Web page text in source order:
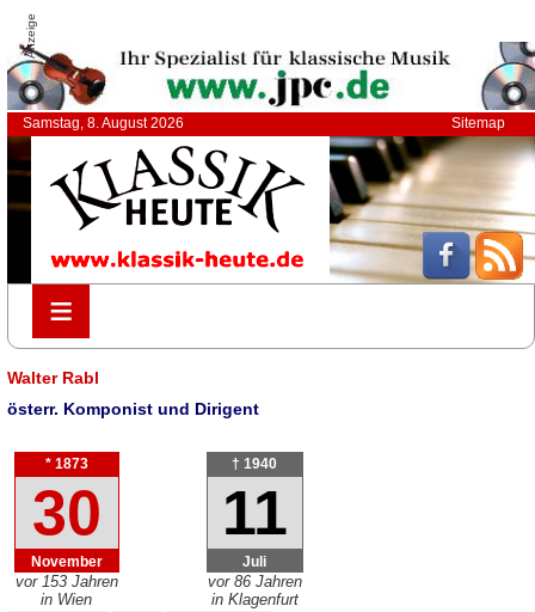
Anzeige
Samstag, 8. August 2026 Sitemap
≡
≡
Walter Rabl
österr. Komponist und Dirigent
* 1873
30
November
vor 153 Jahren
in Wien
† 1940
11
Juli
vor 86 Jahren
in Klagenfurt